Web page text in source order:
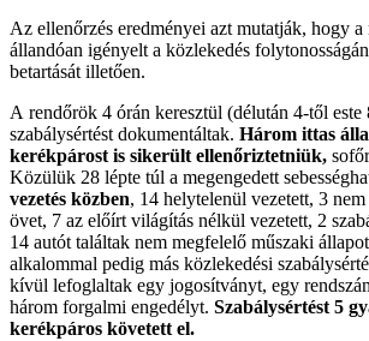
Az ellenőrzés eredményei azt mutatják, hogy
állandóan igényelt a közlekedés
betartását illetően.
A rendőrök 4 órán keresztül (délután 4-től este
szabálysértést dokumentáltak. Három ittas
kerékpárost is sikerült ellenőriztetniük,
Közülük 28 lépte túl a megengedett
vezetés közben, 14 helytelenül vezetett, 3
övet, 7 az előírt világítás nélkül vezetett, 2
14 autót találtak nem megfelelő műszaki
alkalommal pedig más közlekedési
kívül lefoglaltak egy jogosítványt, egy
három forgalmi engedélyt. Szabálysértést 5
kerékpáros követett el.